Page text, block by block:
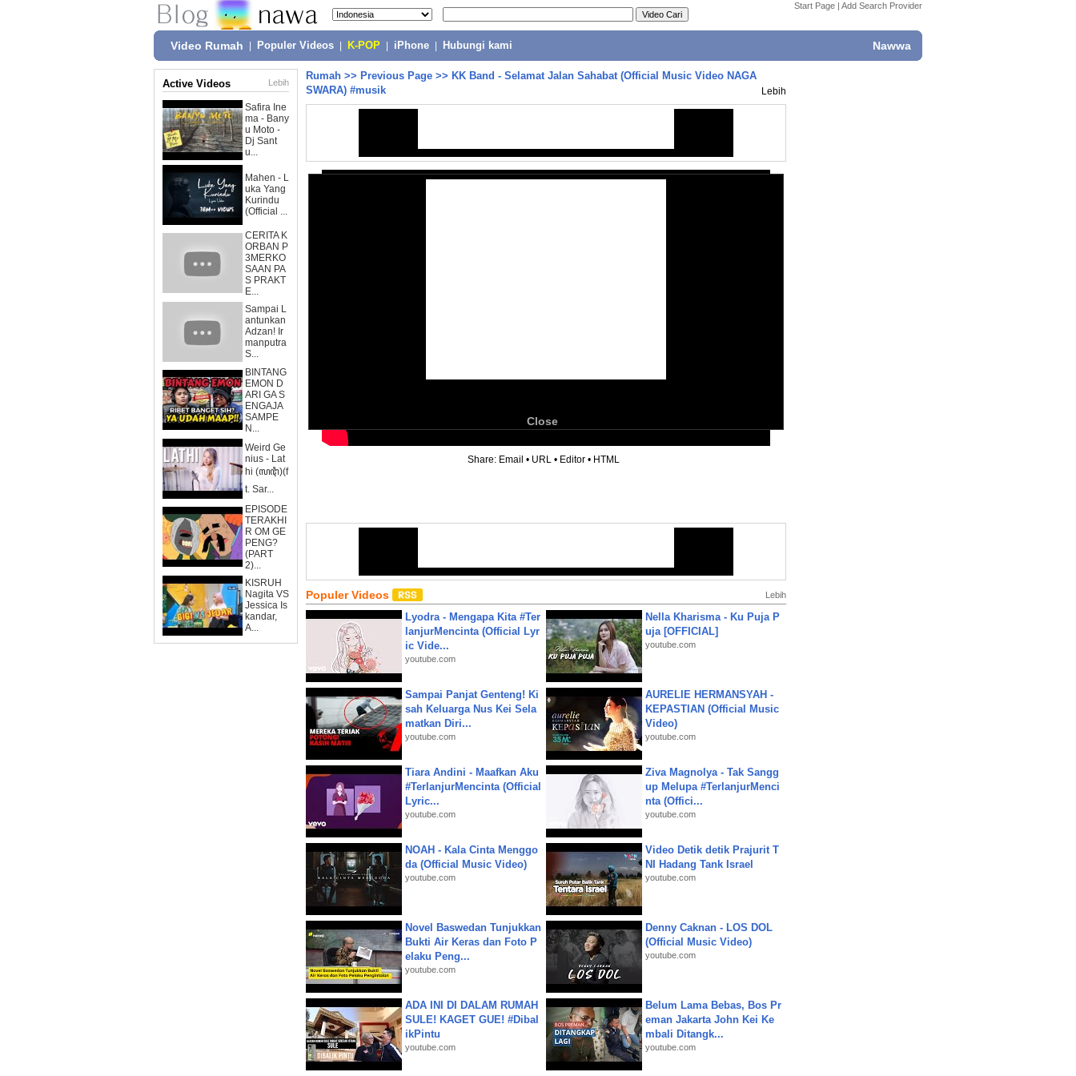
Start Page | Add Search Provider
Video Rumah Populer Videos K-POP iPhone Hubungi kami Nawwa
Active Videos Lebih
Safira Ine
ma - Bany
u Moto -
Dj Sant
u...
Mahen - L
uka Yang
Kurindu
(Official ...
CERITA K
ORBAN P
3MERKO
SAAN PA
S PRAKT
E...
Sampai L
antunkan
Adzan! Ir
manputra
S...
BINTANG
EMON D
ARI GA S
ENGAJA
SAMPE
N...
Weird Ge
nius - Lat
hi (ꦭꦛꦶ)(f
t. Sar...
EPISODE
TERAKHI
R OM GE
PENG?
(PART
2)...
KISRUH
Nagita VS
Jessica Is
kandar,
A...
Rumah >> Previous Page >> KK Band - Selamat Jalan Sahabat (Official Music Video NAGA
SWARA) #musik
Lebih
Close
Share: Email • URL • Editor • HTML
Populer Videos Lebih
Lyodra - Mengapa Kita #Ter
lanjurMencinta (Official Lyr
ic Vide...
youtube.com
Nella Kharisma - Ku Puja P
uja [OFFICIAL]
youtube.com
Sampai Panjat Genteng! Ki
sah Keluarga Nus Kei Sela
matkan Diri...
youtube.com
AURELIE HERMANSYAH -
KEPASTIAN (Official Music
Video)
youtube.com
Tiara Andini - Maafkan Aku
#TerlanjurMencinta (Official
Lyric...
youtube.com
Ziva Magnolya - Tak Sangg
up Melupa #TerlanjurMenci
nta (Offici...
youtube.com
NOAH - Kala Cinta Menggo
da (Official Music Video)
youtube.com
Video Detik detik Prajurit T
NI Hadang Tank Israel
youtube.com
Novel Baswedan Tunjukkan
Bukti Air Keras dan Foto P
elaku Peng...
youtube.com
Denny Caknan - LOS DOL
(Official Music Video)
youtube.com
ADA INI DI DALAM RUMAH
SULE! KAGET GUE! #Dibal
ikPintu
youtube.com
Belum Lama Bebas, Bos Pr
eman Jakarta John Kei Ke
mbali Ditangk...
youtube.com